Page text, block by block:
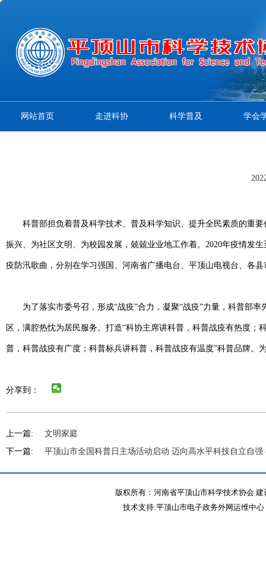
网站首页 走进科协 科学普及 学会
科普部担负着普及科学技术、普及科学知识、提升全民素质的重
振兴、为社区文明、为校园发展，兢兢业业地工作着。2020年疫情发
疫防汛歌曲，分别在学习强国、河南省广播电台、平顶山电视台、各
为了落实市委号召，形成“战疫”合力，凝聚“战疫”力量，科普部
区，满腔热忱为居民服务。打造“科协主席讲科普，科普战疫有热度
普，科普战疫有广度；科普标兵讲科普，科普战疫有温度”科普品牌。
分享到：
上一篇:
文明家庭
下一篇:
平顶山市全国科普日主场活动启动 迈向高水平科技自立自
版权所有：河南省平顶山市科学技术协会
技术支持:平顶山市电子政务外网运维中心